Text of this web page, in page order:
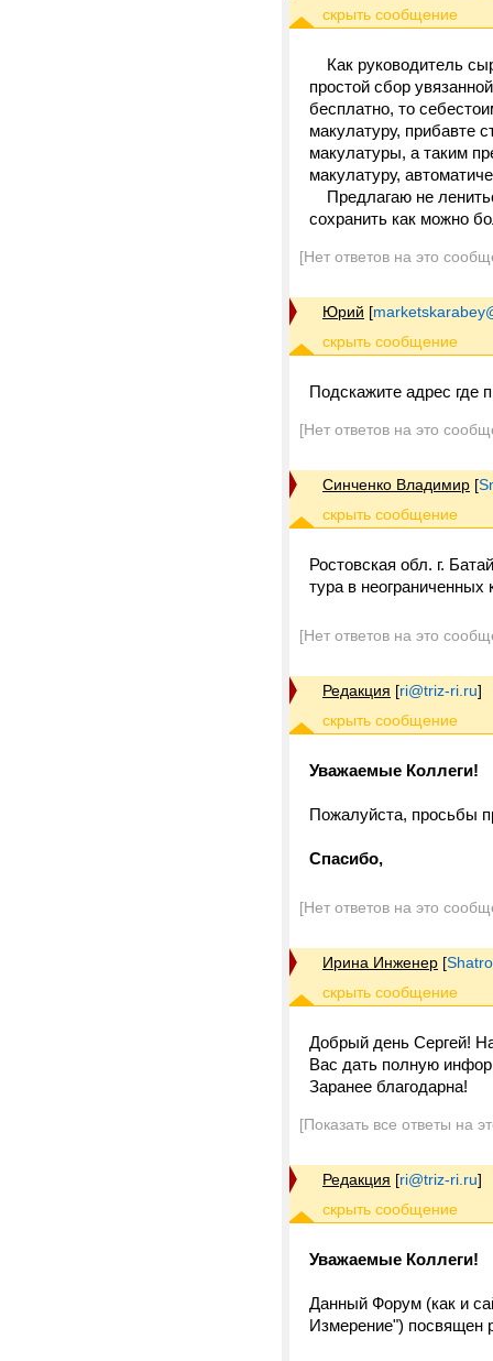
Как руководитель
простой сбор
бесплатно, то
макулатуру, прибавте
макулатуры, а таким
макулатуру,
Предлагаю не
сохранить как можно
[Нет ответов на это
Юрий [
Подскажите адрес где
[Нет ответов на это
Синченко Владимир [
Ростовская обл. г.
тура в неограниченных
[Нет ответов на это
Редакция [ri@triz-ri.ru]
Уважаемые Коллеги!
Пожалуйста, просьбы
Спасибо,
[Нет ответов на это
Ирина Инженер [
Добрый день Сергей!
Вас дать полную
Заранее благодарна!
[Показать все ответы на
Редакция [ri@triz-ri.ru]
Уважаемые Коллеги!
Данный Форум (как и
Измерение") посвящен